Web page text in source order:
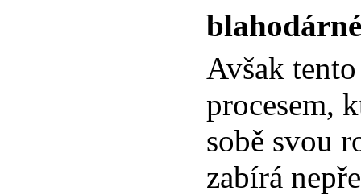
Avšak
procesem,
sobě svou
zabírá